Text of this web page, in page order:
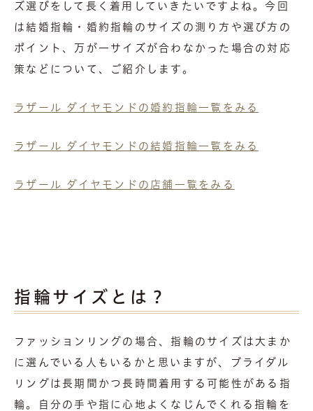
ズ選びをして長く着用していきたいですよね。今回
は結婚指輪・婚約指輪のサイズの測り方や選び方の
ポイント、万が一サイズが合わなかった場合の対応
策などについて、ご紹介します。
ラザール ダイヤモンドの婚約指輪一覧をみる
ラザール ダイヤモンドの結婚指輪一覧をみる
ラザール ダイヤモンドの 店舗一覧をみる
指輪サイズとは？
ファッションリングの場合、指輪のサイズは大まか
に選んでいる人もいるかと思いますが、ブライダル
リングは長期間かつ長時間着用する可能性がある指
輪。自分の手や指に心地よくなじんでくれる指輪を